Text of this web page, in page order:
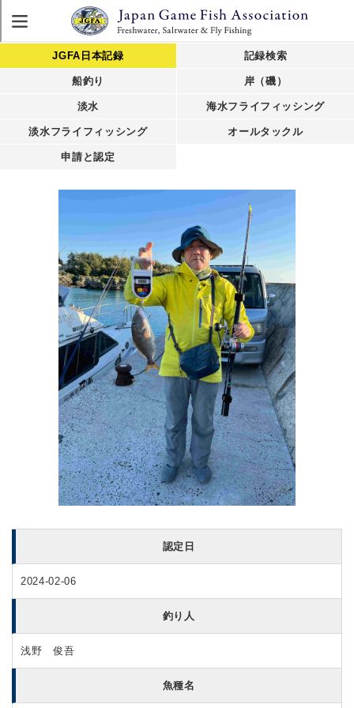
JGFA日本記録 記録検索
船釣り 岸（磯）
淡水 海水フライフィッシング
淡水フライフィッシング オールタックル
申請と認定
認定日
2024-02-06
釣り人
浅野 俊吾
魚種名